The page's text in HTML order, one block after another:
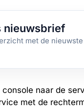
nieuwsbrief
met de
naar de
met de